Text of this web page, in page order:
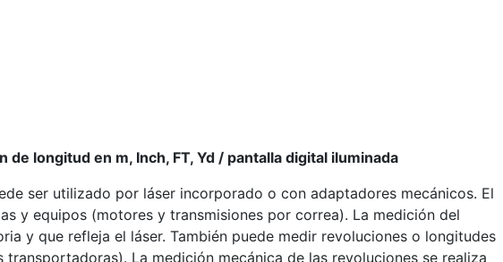
longitud en m, Inch, FT, Yd / pantalla digital iluminada
ser utilizado por láser incorporado o con adaptadores mecánicos. El
y equipos (motores y transmisiones por correa). La medición del
y que refleja el láser. También puede medir revoluciones o longitudes
La medición mecánica de las revoluciones se realiza